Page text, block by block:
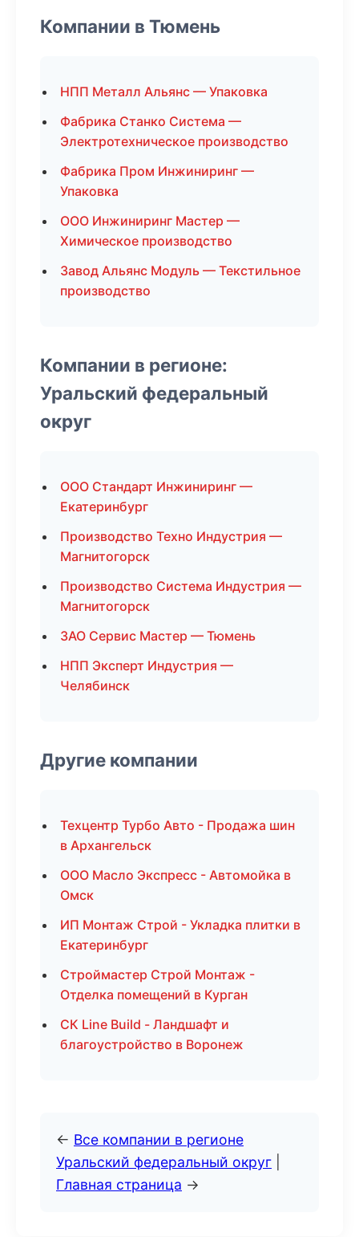
Компании в Тюмень
НПП Металл Альянс — Упаковка
Фабрика Станко Система —
Электротехническое производство
Фабрика Пром Инжиниринг —
Упаковка
ООО Инжиниринг Мастер —
Химическое производство
Завод Альянс Модуль — Текстильное
производство
Компании в регионе:
Уральский федеральный
округ
ООО Стандарт Инжиниринг —
Екатеринбург
Производство Техно Индустрия —
Магнитогорск
Производство Система Индустрия —
Магнитогорск
ЗАО Сервис Мастер — Тюмень
НПП Эксперт Индустрия —
Челябинск
Другие компании
Техцентр Турбо Авто - Продажа шин
в Архангельск
ООО Масло Экспресс - Автомойка в
Омск
ИП Монтаж Строй - Укладка плитки в
Екатеринбург
Строймастер Строй Монтаж -
Отделка помещений в Курган
СК Line Build - Ландшафт и
благоустройство в Воронеж
← Все компании в регионе
Уральский федеральный округ
Главная страница →